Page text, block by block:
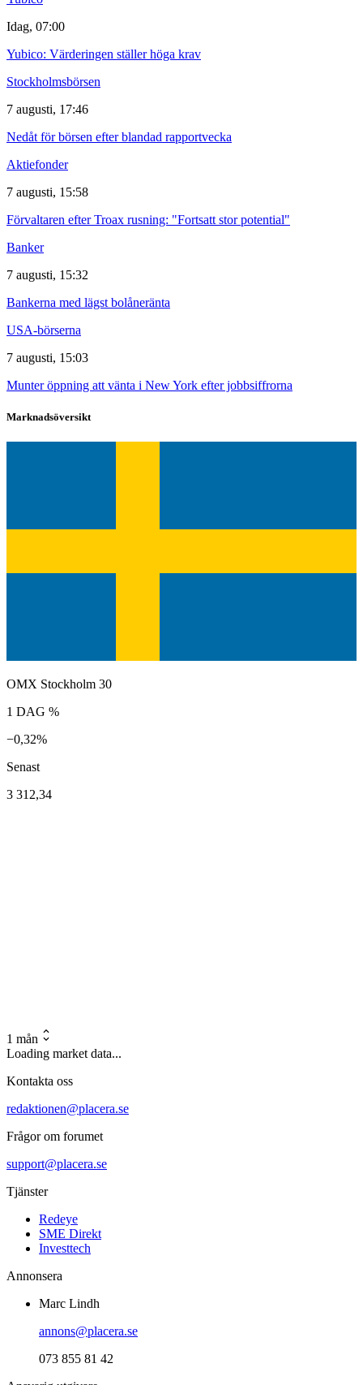
Idag, 07:00
Yubico: Värderingen ställer höga krav
Stockholmsbörsen
7 augusti, 17:46
Nedåt för börsen efter blandad rapportvecka
Aktiefonder
7 augusti, 15:58
Förvaltaren efter Troax rusning: "Fortsatt stor potential"
Banker
7 augusti, 15:32
Bankerna med lägst bolåneränta
USA-börserna
7 augusti, 15:03
Munter öppning att vänta i New York efter jobbsiffrorna
Marknadsöversikt
OMX Stockholm 30
1 DAG %
−0,32%
Senast
3 312,34
1 mån
Loading market data...
Kontakta oss
redaktionen@placera.se
Frågor om forumet
support@placera.se
Tjänster
Redeye
SME Direkt
Investtech
Annonsera
Marc Lindh
annons@placera.se
073 855 81 42